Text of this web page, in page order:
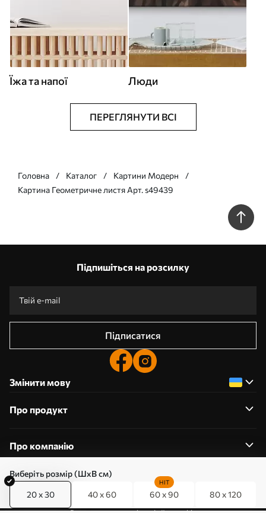
Виберіть розмір (ШхВ см)
20 x 30 40 x 60 60 x 90
HIT
80 x 120
Їжа та напої Люди
ПЕРЕГЛЯНУТИ ВСІ
Головна Каталог
Картини Модерн
Картина Геометричне листя Арт. s49439
Підпишіться на розсилку
Підписатися
Змінити мову
Про продукт
Про компанію
0800357223